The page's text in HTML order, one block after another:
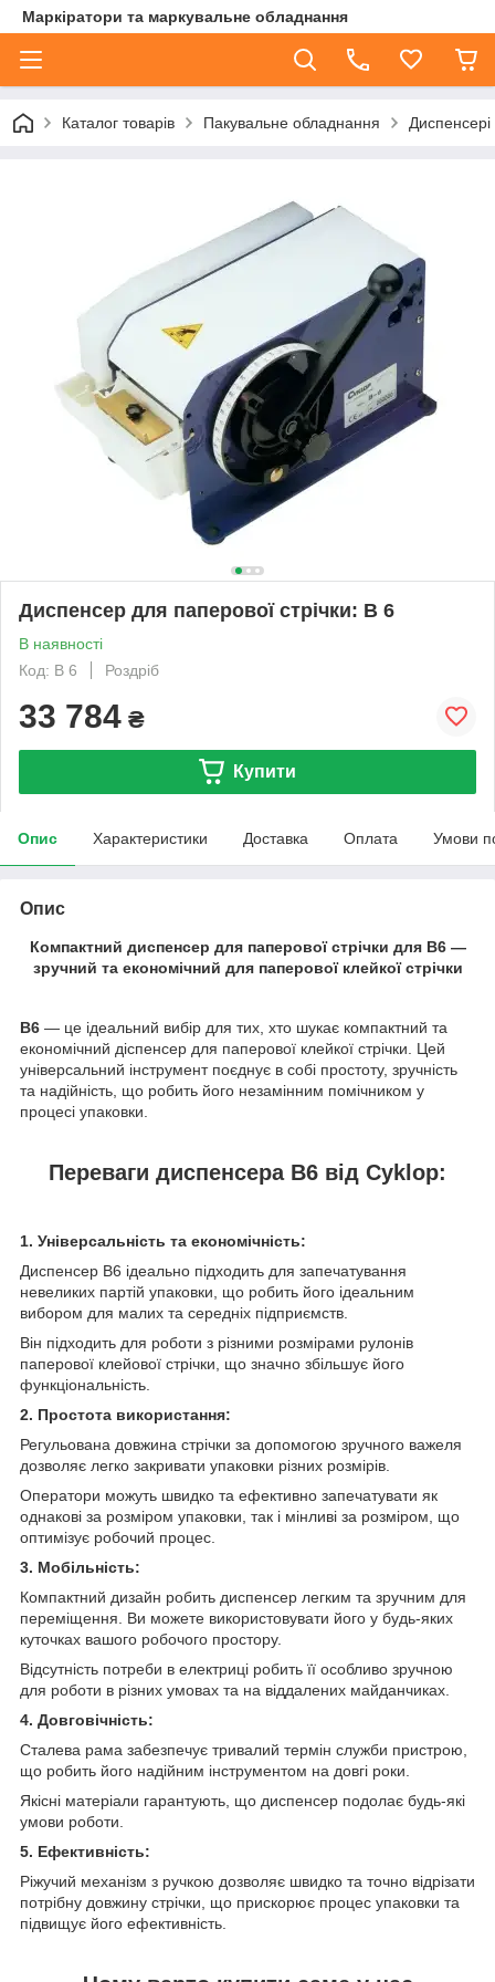
Маркіратори та маркувальне обладнання
Каталог товарів Пакувальне обладнання Диспенсері
Диспенсер для паперової стрічки: B 6
В наявності
Код: В 6
Роздріб
33 784 ₴
Купити
Опис Характеристики Доставка Оплата Умови
Опис
Компактний диспенсер для паперової стрічки для B6 —
зручний та економічний для паперової клейкої стрічки
B6 — це ідеальний вибір для тих, хто шукає компактний та
економічний діспенсер для паперової клейкої стрічки. Цей
універсальний інструмент поєднує в собі простоту, зручність
та надійність, що робить його незамінним помічником у
процесі упаковки.
Переваги диспенсера B6 від Cyklop:
1. Універсальність та економічність:
Диспенсер B6 ідеально підходить для запечатування
невеликих партій упаковки, що робить його ідеальним
вибором для малих та середніх підприємств.
Він підходить для роботи з різними розмірами рулонів
паперової клейової стрічки, що значно збільшує його
функціональність.
2. Простота використання:
Регульована довжина стрічки за допомогою зручного важеля
дозволяє легко закривати упаковки різних розмірів.
Оператори можуть швидко та ефективно запечатувати як
однакові за розміром упаковки, так і мінливі за розміром, що
оптимізує робочий процес.
3. Мобільність:
Компактний дизайн робить диспенсер легким та зручним для
переміщення. Ви можете використовувати його у будь-яких
куточках вашого робочого простору.
Відсутність потреби в електриці робить її особливо зручною
для роботи в різних умовах та на віддалених майданчиках.
4. Довговічність:
Сталева рама забезпечує тривалий термін служби пристрою,
що робить його надійним інструментом на довгі роки.
Якісні матеріали гарантують, що диспенсер подолає будь-які
умови роботи.
5. Ефективність:
Ріжучий механізм з ручкою дозволяє швидко та точно відрізати
потрібну довжину стрічки, що прискорює процес упаковки та
підвищує його ефективність.